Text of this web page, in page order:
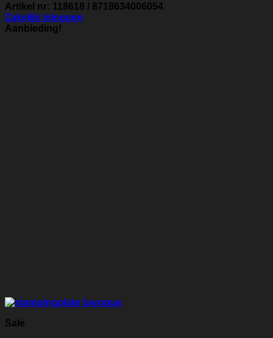
Artikel nr: 118618 / 8718634006054
Zakelijk inloggen
Aanbieding!
Sale